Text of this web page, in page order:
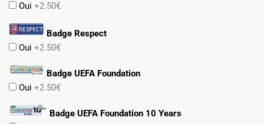
Oui +2.50€
Badge Respect
Oui +2.50€
Badge UEFA Foundation
Oui +2.50€
Badge UEFA Foundation 10 Years